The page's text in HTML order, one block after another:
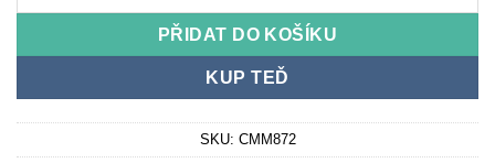
PŘIDAT DO KOŠÍKU
KUP TEĎ
SKU: CMM872